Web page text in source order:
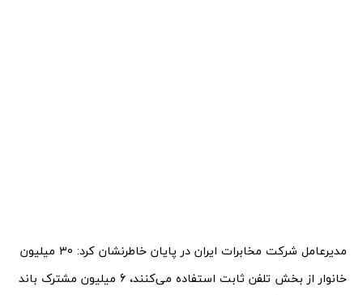
مدیرعامل شرکت مخابرات ایران در پایان خاطرنشان کرد: 30 میلیون
خانوار از بخش تلفن ثابت استفاده می‌کنند، 6 میلیون مشترک باند